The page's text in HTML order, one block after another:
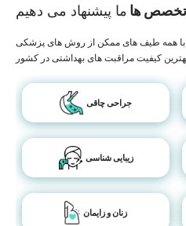
تخصص ها ما پیشنهاد می دهیم
با همه طیف های ممکن از روش های پزشکی
جراحی چاقی
زیبایی شناسی
زنان و زایمان